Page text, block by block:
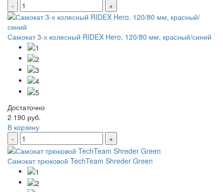
-
+
Самокат 3-х колесный RIDEX Hero, 120/80 мм, красный/синий
Достаточно
2 190 руб.
В корзину
-
+
Самокат трюковой TechTeam Shreder Green